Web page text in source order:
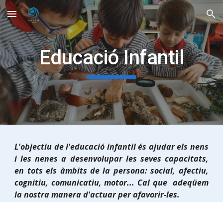
Skip to main content Skip to navigation
Educació Infantil
L'objectiu de l'educació infantil és ajudar els nens
i les nenes a desenvolupar les seves capacitats,
en tots els àmbits de la persona: social, afectiu,
cognitiu, comunicatiu, motor... Cal que adeqüem
la nostra manera d'actuar per afavorir-les.